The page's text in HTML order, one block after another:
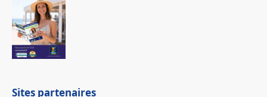
Sites partenaires